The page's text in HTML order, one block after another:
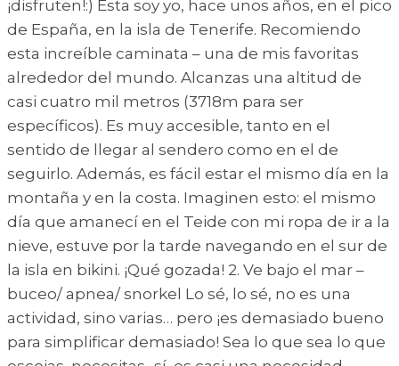
¡disfruten!:) Ésta soy yo, hace unos años, en el pico
de España, en la isla de Tenerife. Recomiendo
esta increíble caminata – una de mis favoritas
alrededor del mundo. Alcanzas una altitud de
casi cuatro mil metros (3718m para ser
específicos). Es muy accesible, tanto en el
sentido de llegar al sendero como en el de
seguirlo. Además, es fácil estar el mismo día en la
montaña y en la costa. Imaginen esto: el mismo
día que amanecí en el Teide con mi ropa de ir a la
nieve, estuve por la tarde navegando en el sur de
la isla en bikini. ¡Qué gozada! 2. Ve bajo el mar –
buceo/ apnea/ snorkel Lo sé, lo sé, no es una
actividad, sino varias… pero ¡es demasiado bueno
para simplificar demasiado! Sea lo que sea lo que